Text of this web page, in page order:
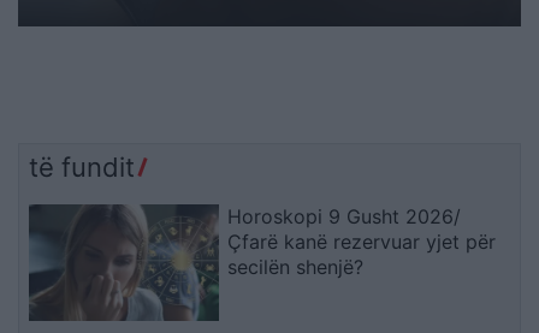
të fundit
Horoskopi 9 Gusht 2026/
Çfarë kanë rezervuar yjet për
secilën shenjë?